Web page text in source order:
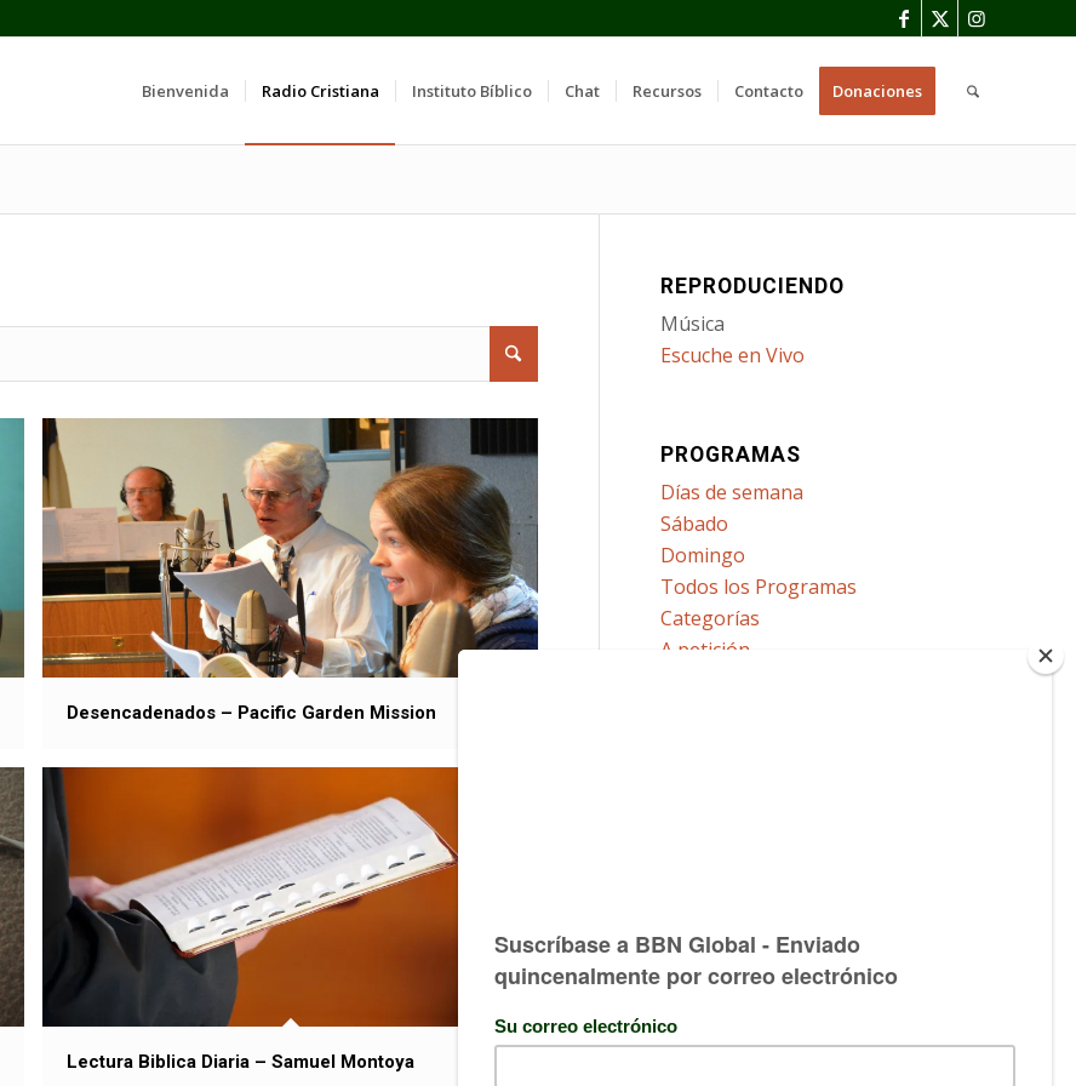
Bienvenida Radio Cristiana Instituto Bíblico Chat Recursos Contacto Donaciones
Desencadenados – Pacific Garden Mission
Lectura Biblica Diaria – Samuel Montoya
REPRODUCIENDO
Música
Escuche en Vivo
PROGRAMAS
Días de semana
Sábado
Domingo
Todos los Programas
Categorías
A petición
¡Haga clic aquí para saber cómo!